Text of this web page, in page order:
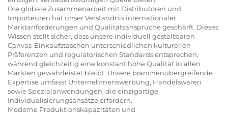
Die globale Zusammenarbeit mit Distributoren und
Importeuren hat unser Verständnis internationaler
Marktanforderungen und Qualitätsansprüche geschärft. Dieses
Wissen stellt sicher, dass unsere individuell gestaltbaren
Canvas-Einkaufstaschen unterschiedlichen kulturellen
Präferenzen und regulatorischen Standards entsprechen,
während gleichzeitig eine konstant hohe Qualität in allen
Märkten gewährleistet bleibt. Unsere branchenübergreifende
Expertise umfasst Unternehmenswerbung, Handelswaren
sowie Spezialanwendungen, die einzigartige
Individualisierungsansätze erfordern.
Moderne Produktionskapazitäten und